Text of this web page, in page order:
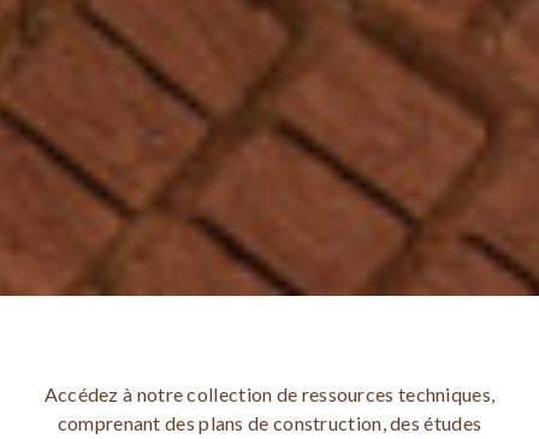
Accédez à notre collection de ressources techniques,
comprenant des plans de construction, des études